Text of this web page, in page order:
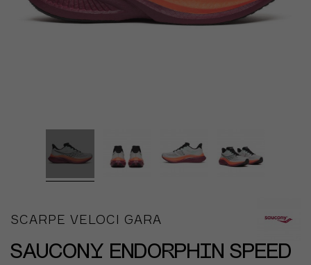
SCARPE VELOCI GARA
SAUCONY ENDORPHIN SPEED